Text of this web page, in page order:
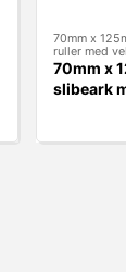
70mm x
ruller med
70mm x
slibeark